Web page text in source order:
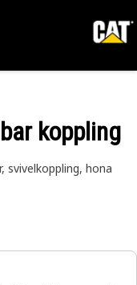
koppling
svivelkoppling, hona